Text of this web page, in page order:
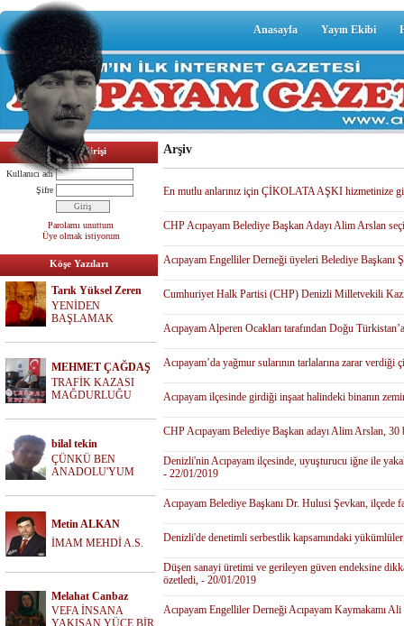
Anasayfa Yayın Ekibi
Üyelik Girişi
Kullanıcı adı
Şifre
Parolamı unuttum
Üye olmak istiyorum
Köşe Yazıları
Tarık Yüksel Zeren
YENİDEN
BAŞLAMAK
MEHMET ÇAĞDAŞ
TRAFİK KAZASI
MAĞDURLUĞU
bilal tekin
ÇÜNKÜ BEN
ANADOLU'YUM
Metin ALKAN
İMAM MEHDİ A.S.
Melahat Canbaz
VEFA İNSANA
YAKIŞAN YÜCE BİR
Arşiv
En mutlu anlarınız için ÇİKOLATA AŞKI hizmetinize
CHP Acıpayam Belediye Başkan Adayı Alim Arslan
Acıpayam Engelliler Derneği üyeleri Belediye Başkanı
Cumhuriyet Halk Partisi (CHP) Denizli Milletvekili
Acıpayam Alperen Ocakları tarafından Doğu
Acıpayam’da yağmur sularının tarlalarına zarar
Acıpayam ilçesinde girdiği inşaat halindeki binanın
CHP Acıpayam Belediye Başkan adayı Alim Arslan, 30
Denizli'nin Acıpayam ilçesinde, uyuşturucu iğne ile
- 22/01/2019
Acıpayam Belediye Başkanı Dr. Hulusi Şevkan, ilçede
Denizli'de denetimli serbestlik kapsamındaki
Düşen sanayi üretimi ve gerileyen güven endeksine
özetledi, - 20/01/2019
Acıpayam Engelliler Derneği Acıpayam Kaymakamı